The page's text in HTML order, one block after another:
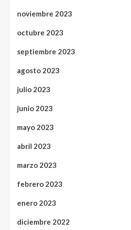
noviembre 2023
octubre 2023
septiembre 2023
agosto 2023
julio 2023
junio 2023
mayo 2023
abril 2023
marzo 2023
febrero 2023
enero 2023
diciembre 2022